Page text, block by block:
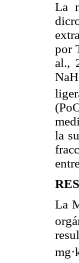
La
por
al.,
la
La